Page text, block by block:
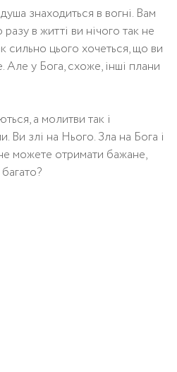
знаходиться в вогні. Вам
в житті ви нічого так не
сильно цього хочеться, що ви
Але у Бога, схоже, інші плани
а молитви так і
Ви злі на Нього. Зла на Бога і
можете отримати бажане,